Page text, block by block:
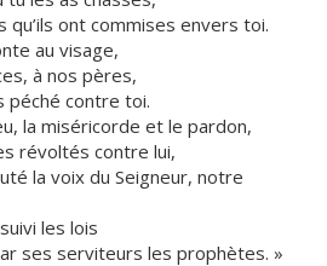
qu’ils ont commises envers toi.
au visage,
à nos pères,
péché contre toi.
la miséricorde et le pardon,
révoltés contre lui,
la voix du Seigneur, notre
les lois
ses serviteurs les prophètes. »